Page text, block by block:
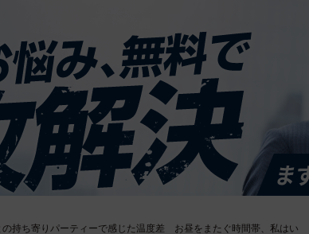
の持ち寄りパーティーで感じた温度差 お昼をまたぐ時間帯、私はい